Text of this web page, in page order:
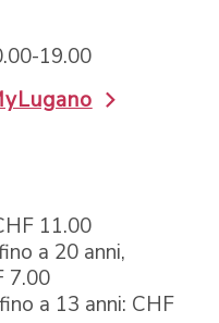
19.00
11.00
a 20 anni,
7.00
a 13 anni: CHF